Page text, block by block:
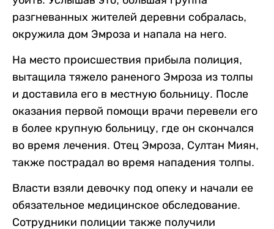
разгневанных жителей деревни собралась,
окружила дом Эмроза и напала на него.
На место происшествия прибыла полиция,
вытащила тяжело раненого Эмроза из толпы
и доставила его в местную больницу. После
оказания первой помощи врачи перевели его
в более крупную больницу, где он скончался
во время лечения. Отец Эмроза, Султан Миян,
также пострадал во время нападения толпы.
Власти взяли девочку под опеку и начали ее
обязательное медицинское обследование.
Сотрудники полиции также получили